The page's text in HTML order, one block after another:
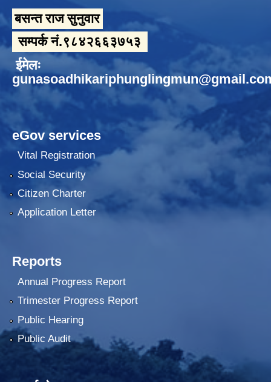
बसन्त राज सुनुवार
सम्पर्क नं.९८४२६६३७५३
ईमेलः
eGov services
Vital Registration
Social Security
Citizen Charter
Application Letter
Reports
Annual Progress Report
Trimester Progress Report
Public Hearing
Public Audit